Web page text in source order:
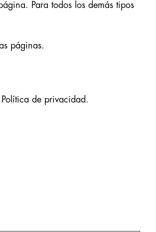
Para todos los demás tipos
páginas.
de privacidad.